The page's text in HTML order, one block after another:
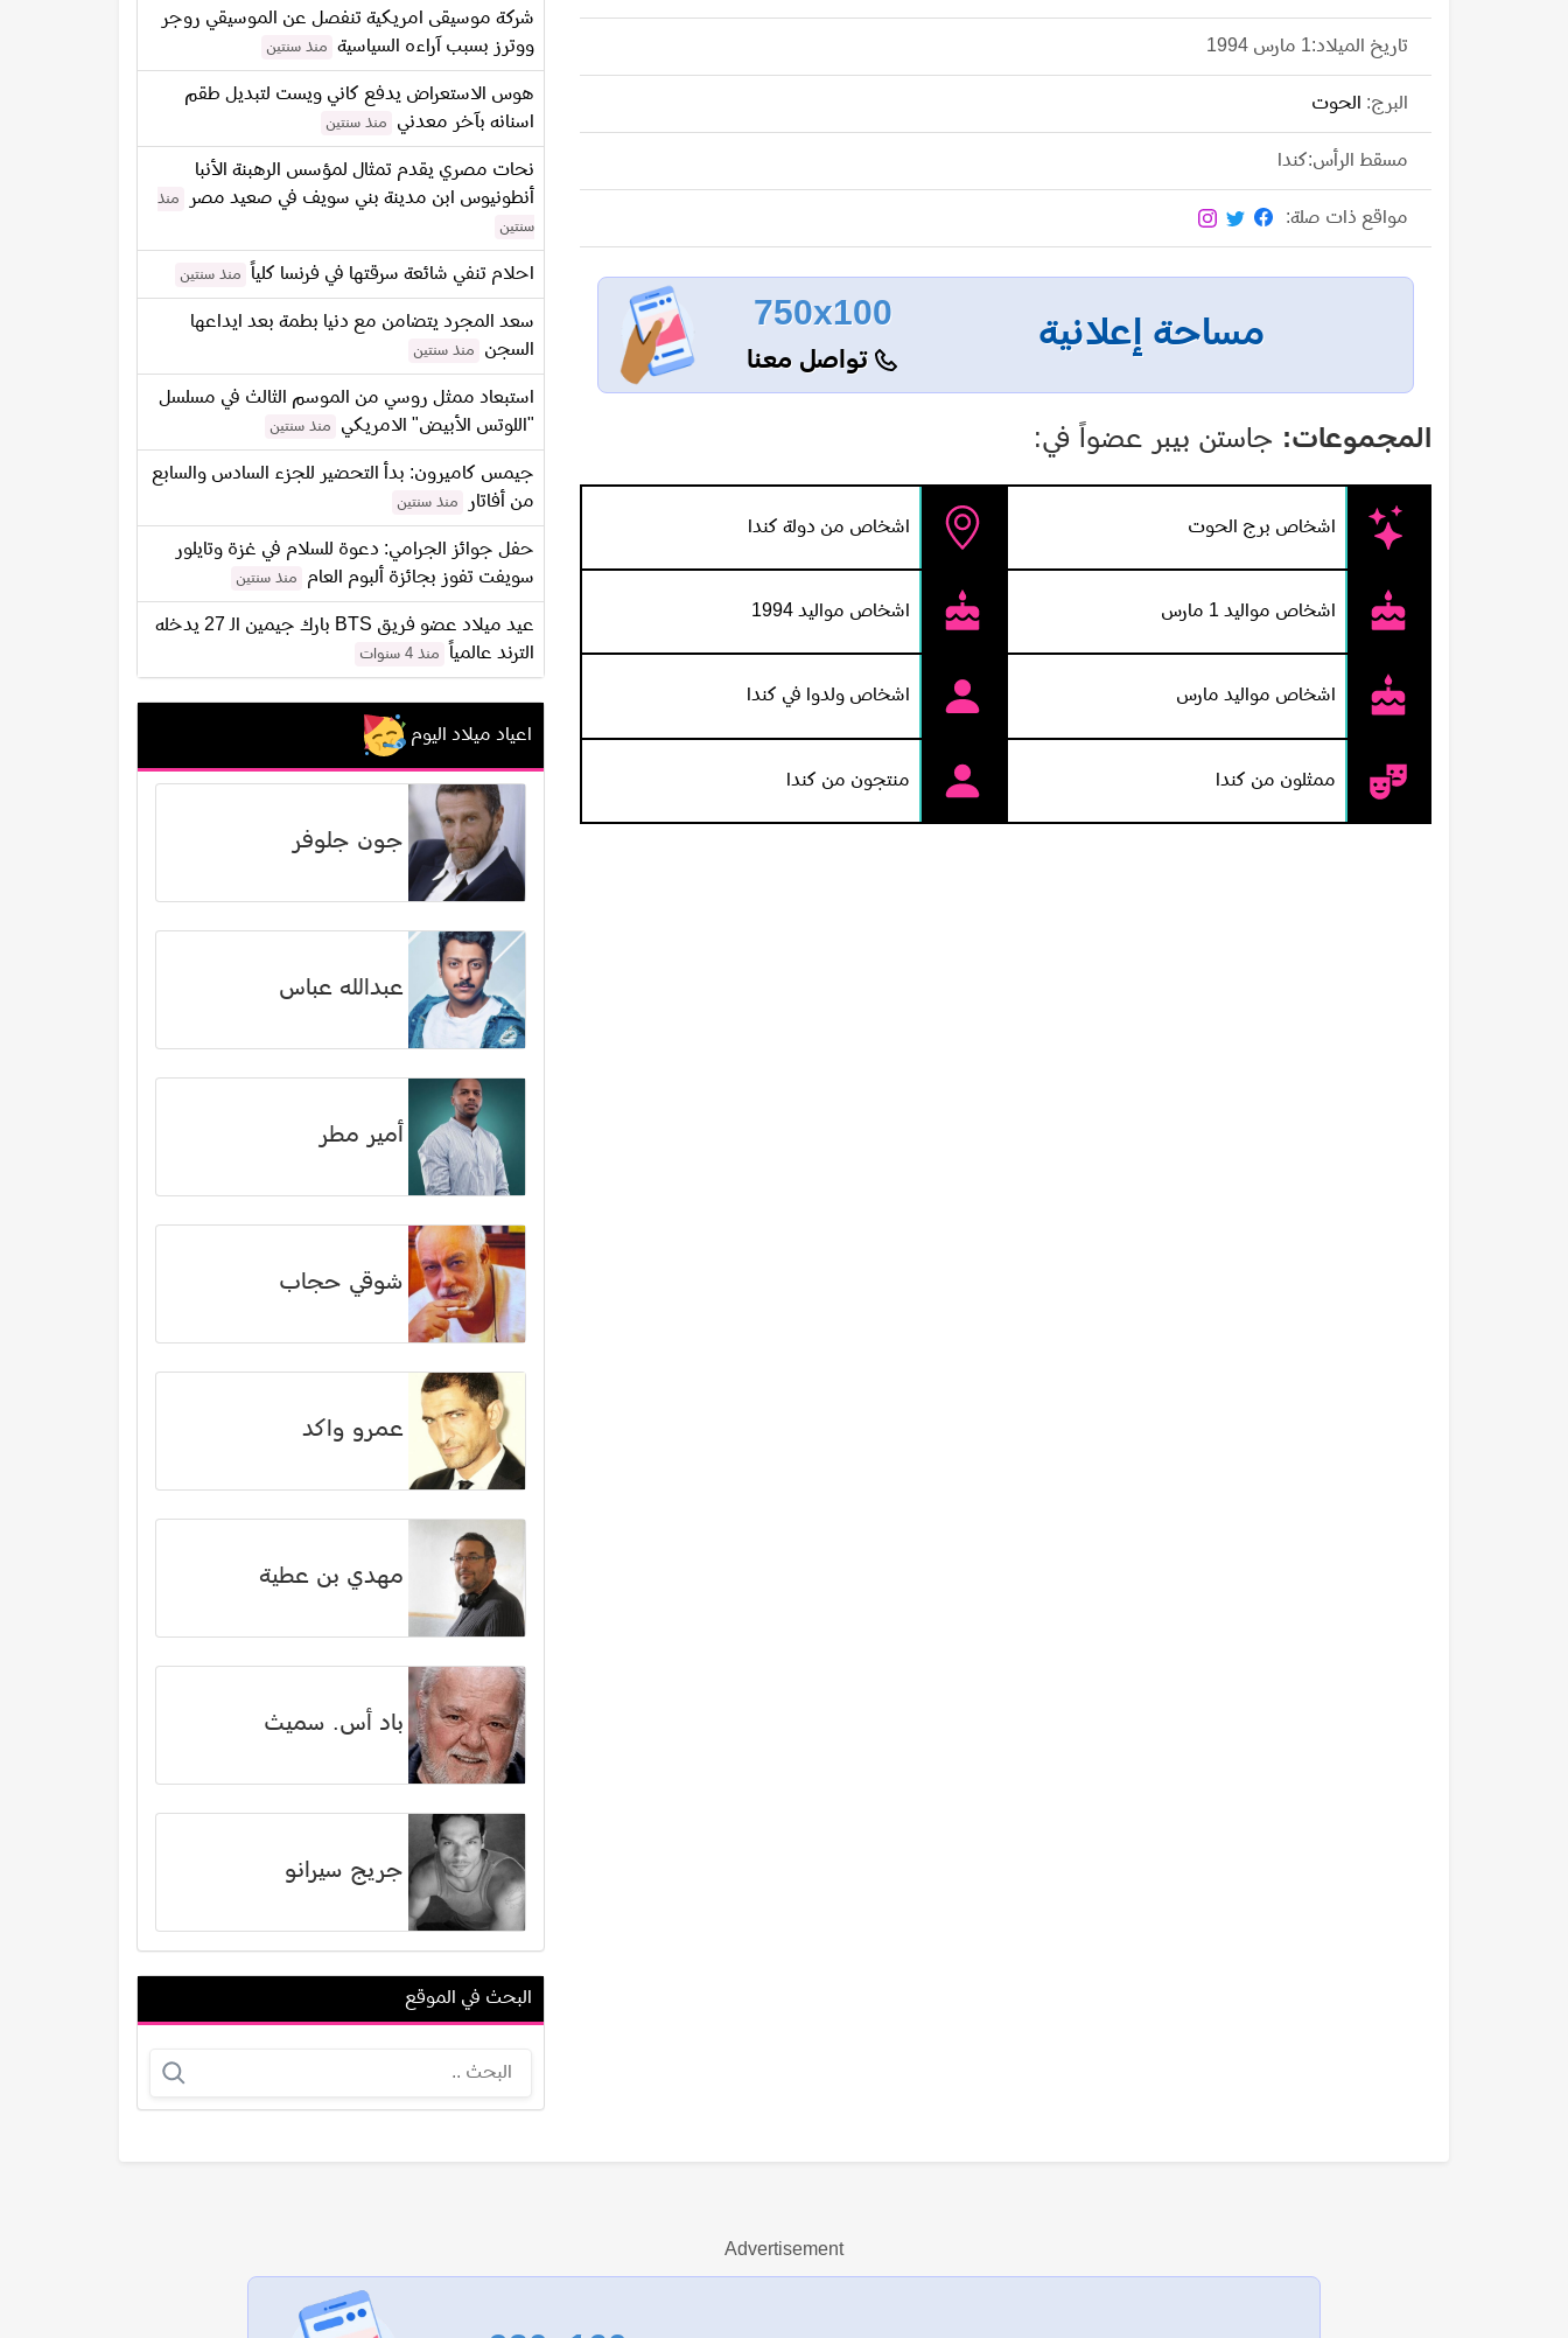
تاريخ الميلاد:1 مارس 1994
البرج: الحوت
مسقط الرأس:كندا
مواقع ذات صلة:
مساحة إعلانية
750x100
تواصل معنا
المجموعات: جاستن بيبر عضواً في:
اشخاص برج الحوت اشخاص من دولة كندا
اشخاص مواليد 1 مارس اشخاص مواليد 1994
اشخاص مواليد مارس اشخاص ولدوا في كندا
ممثلون من كندا منتجون من كندا
شركة موسيقى امريكية تنفصل عن الموسيقي روجر
ووترز بسبب آراءه السياسية
منذ سنتين
هوس الاستعراض يدفع كاني ويست لتبديل طقم
اسنانه بآخر معدني
منذ سنتين
نحات مصري يقدم تمثال لمؤسس الرهبنة الأنبا
أنطونيوس ابن مدينة بني سويف في صعيد مصر
منذ
سنتين
احلام تنفي شائعة سرقتها في فرنسا كلياً منذ سنتين
سعد المجرد يتضامن مع دنيا بطمة بعد ايداعها
السجن
منذ سنتين
استبعاد ممثل روسي من الموسم الثالث في مسلسل
"اللوتس الأبيض" الامريكي
منذ سنتين
جيمس كاميرون: بدأ التحضير للجزء السادس والسابع
من أفاتار
منذ سنتين
حفل جوائز الجرامي: دعوة للسلام في غزة وتايلور
سويفت تفوز بجائزة ألبوم العام
منذ سنتين
عيد ميلاد عضو فريق BTS بارك جيمين الـ 27 يدخله
الترند عالمياً
منذ 4 سنوات
اعياد ميلاد اليوم
جون جلوفر
عبدالله عباس
أمير مطر
شوقي حجاب
عمرو واكد
مهدي بن عطية
باد أس. سميث
جريج سيرانو
رضا الباهي
عرض الكل
البحث في الموقع
Advertisement